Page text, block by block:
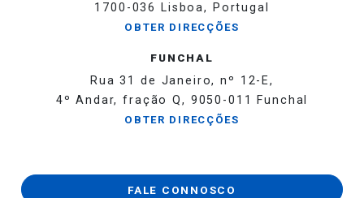
1700-036 Lisboa, Portugal
OBTER DIRECÇÕES
FUNCHAL
Rua 31 de Janeiro, nº 12-E,
4º Andar, fração Q, 9050-011 Funchal
OBTER DIRECÇÕES
FALE CONNOSCO